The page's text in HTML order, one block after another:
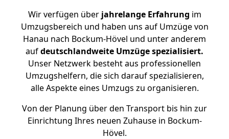
Wir verfügen überjahrelange Erfahrung im
Umzugsbereich und haben uns auf Umzüge von
Hanau nach Bockum-Hövel und unter anderem
aufdeutschlandweite Umzüge spezialisiert.
Unser Netzwerk besteht aus professionellen
Umzugshelfern, die sich darauf spezialisieren,
alle Aspekte eines Umzugs zu organisieren.
Von der Planung über den Transport bis hin zur
Einrichtung Ihres neuen Zuhause in Bockum-
Hövel.